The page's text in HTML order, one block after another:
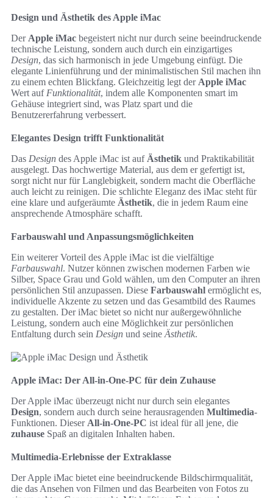
Design und Ästhetik des Apple iMac
Der Apple iMac begeistert nicht nur durch seine beeindruckende
technische Leistung, sondern auch durch ein einzigartiges
Design, das sich harmonisch in jede Umgebung einfügt. Die
elegante Linienführung und der minimalistischen Stil machen ihn
zu einem echten Blickfang. Gleichzeitig legt der Apple iMac
Wert auf Funktionalität, indem alle Komponenten smart im
Gehäuse integriert sind, was Platz spart und die
Benutzererfahrung verbessert.
Elegantes Design trifft Funktionalität
Das Design des Apple iMac ist auf Ästhetik und Praktikabilität
ausgelegt. Das hochwertige Material, aus dem er gefertigt ist,
sorgt nicht nur für Langlebigkeit, sondern macht die Oberfläche
auch leicht zu reinigen. Die schlichte Eleganz des iMac steht für
eine klare und aufgeräumte Ästhetik, die in jedem Raum eine
ansprechende Atmosphäre schafft.
Farbauswahl und Anpassungsmöglichkeiten
Ein weiterer Vorteil des Apple iMac ist die vielfältige
Farbauswahl. Nutzer können zwischen modernen Farben wie
Silber, Space Grau und Gold wählen, um den Computer an ihren
persönlichen Stil anzupassen. Diese Farbauswahl ermöglicht es,
individuelle Akzente zu setzen und das Gesamtbild des Raumes
zu gestalten. Der iMac bietet so nicht nur außergewöhnliche
Leistung, sondern auch eine Möglichkeit zur persönlichen
Entfaltung durch sein Design und seine Ästhetik.
Apple iMac: Der All-in-One-PC für dein Zuhause
Der Apple iMac überzeugt nicht nur durch sein elegantes
Design, sondern auch durch seine herausragenden Multimedia-
Funktionen. Dieser All-in-One-PC ist ideal für all jene, die
zuhause Spaß an digitalen Inhalten haben.
Multimedia-Erlebnisse der Extraklasse
Der Apple iMac bietet eine beeindruckende Bildschirmqualität,
die das Ansehen von Filmen und das Bearbeiten von Fotos zu